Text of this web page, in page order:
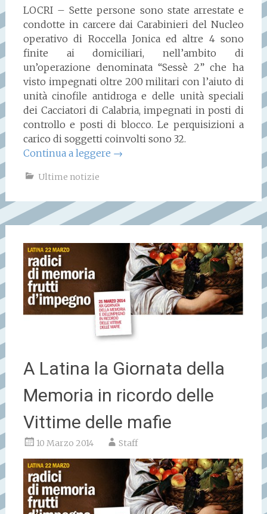
LOCRI – Sette persone sono state arrestate e
condotte in carcere dai Carabinieri del Nucleo
operativo di Roccella Jonica ed altre 4 sono
finite ai domiciliari, nell’ambito di
un’operazione denominata “Sessè 2” che ha
visto impegnati oltre 200 militari con l’aiuto di
unità cinofile antidroga e delle unità speciali
dei Cacciatori di Calabria, impegnati in posti di
controllo e posti di blocco. Le perquisizioni a
carico di soggetti coinvolti sono 32.
Continua a leggere →
Ultime notizie
A Latina la Giornata della
Memoria in ricordo delle
Vittime delle mafie
10 Marzo 2014 Staff